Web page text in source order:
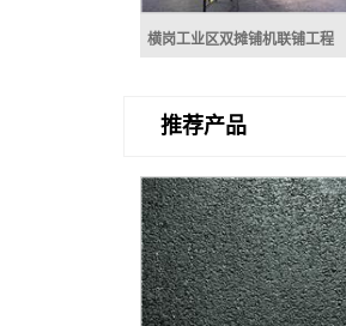
横岗工业区双摊铺机联铺工程
横岗工业区双摊铺机联铺工程
推荐产品